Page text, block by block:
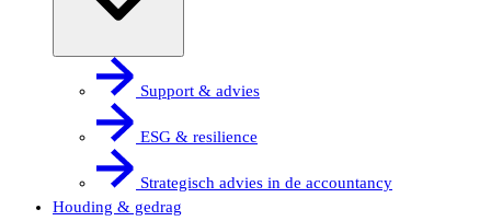
Support & advies
ESG & resilience
Strategisch advies in de accountancy
Houding & gedrag